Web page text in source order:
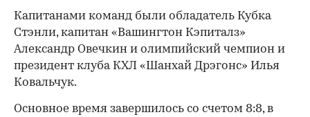
Капитанами команд были обладатель Кубка
Стэнли, капитан «Вашингтон Кэпиталз»
Александр Овечкин и олимпийский чемпион и
президент клуба КХЛ «Шанхай Дрэгонс» Илья
Ковальчук.
Основное время завершилось со счетом 8:8, в